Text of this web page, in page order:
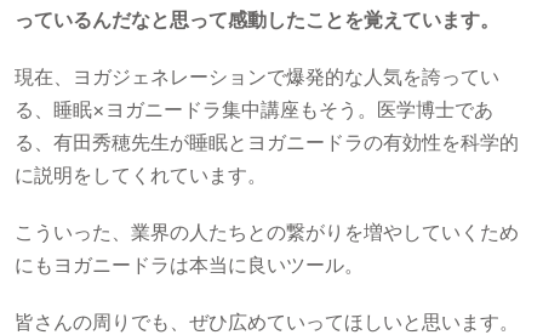
っているんだなと思って感動したことを覚えています。
現在、ヨガジェネレーションで爆発的な人気を誇ってい
る、睡眠×ヨガニードラ集中講座もそう。医学博士であ
る、有田秀穂先生が睡眠とヨガニードラの有効性を科学的
に説明をしてくれています。
こういった、業界の人たちとの繋がりを増やしていくため
にもヨガニードラは本当に良いツール。
皆さんの周りでも、ぜひ広めていってほしいと思います。